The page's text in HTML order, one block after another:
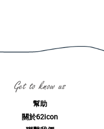
Get to know us
幫助
關於62icon